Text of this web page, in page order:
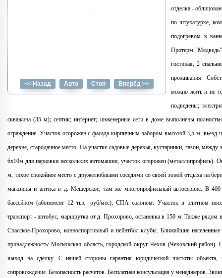
<< Назад Авто Стоп Вперёд >>
отделка -
по штукатурке,
подогревом в
Протерм
гостиная, 2
проживания.
можно жить и не
подведены;
скважина (35 м); септик; интернет; инженерные сети в доме выполнены
ограждение. Участок огорожен с фасада кирпичным забором высотой 3,5 м,
деревне, стародачное место. На участке садовые деревья, кустарники, газон,
6х10м для парковки нескольких автомашин, участок огорожен
м, тихое спокойное место с дружелюбными соседями со своей зоной отдыха на
магазины и аптека в д. Мещерское, там же многопрофильный автосервис. В
бассейном (абонемент 12 тыс. руб/мес), СПА салоном. Участок в элитном
транспорт - автобус, маршрутка от д. Прохорово, остановка в 150 м. Также рядом
Спасское-Прохорово, конноспортивный и пейнтбол клубы. Ближайшие
принадлежность: Московская область, городской округ Чехов (Чеховский
выход на сделку. С нашей стороны гарантия юридической чистоты объекта,
сопровождение. Безопасность расчетов. Бесплатная консультация у менеджеров.